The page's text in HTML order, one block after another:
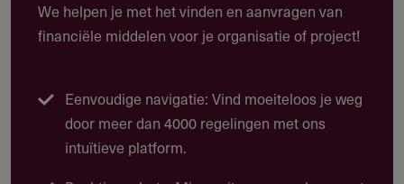
Projecten zijn gericht op creatieve ontplooiing,
samenwerking, visieontwikkeling, kansengelijkheid en het
culturele partners.
Activiteiten kunnen bestaan uit lessen, workshops,
kennisdeling, trainingen voor leerkrachten en het
We helpen je met het vinden en aanvragen van
financiële middelen voor je organisatie of project!
Eenvoudige navigatie: Vind moeiteloos je weg
door meer dan 4000 regelingen met ons
intuïtieve platform.